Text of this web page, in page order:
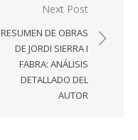
Next Post
RESUMEN DE OBRAS
DE JORDI SIERRA I
FABRA: ANÁLISIS
DETALLADO DEL
AUTOR